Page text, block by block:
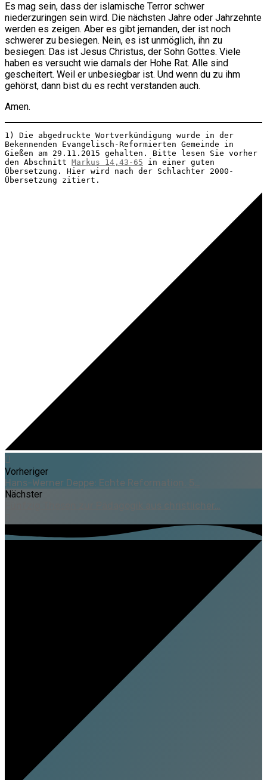
Es mag sein, dass der islamische Terror schwer
niederzuringen sein wird. Die nächsten Jahre oder Jahrzehnte
werden es zeigen. Aber es gibt jemanden, der ist noch
schwerer zu besiegen. Nein, es ist unmöglich, ihn zu
besiegen: Das ist Jesus Christus, der Sohn Gottes. Viele
haben es versucht wie damals der Hohe Rat. Alle sind
gescheitert. Weil er unbesiegbar ist. Und wenn du zu ihm
gehörst, dann bist du es recht verstanden auch.
Amen.
1) Die abgedruckte Wortverkündigung wurde in der
Bekennenden Evangelisch-Reformierten Gemeinde in
Gießen am 29.11.2015 gehalten. Bitte lesen Sie vorher
den Abschnitt Markus 14,43-65 in einer guten
Übersetzung. Hier wird nach der Schlachter 2000-
Übersetzung zitiert.
Vorheriger
Hans-Werner Deppe: Echte Reformation. 5…
Nächster
Fünfzig Thesen zur Pädagogik aus christlicher…